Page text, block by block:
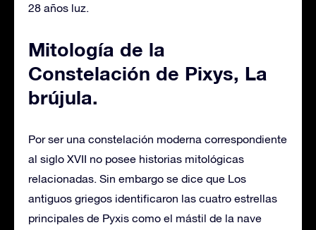
28 años luz.
Mitología de la
Constelación de Pixys, La
brújula.
Por ser una constelación moderna correspondiente
al siglo XVII no posee historias mitológicas
relacionadas. Sin embargo se dice que Los
antiguos griegos identificaron las cuatro estrellas
principales de Pyxis como el mástil de la nave